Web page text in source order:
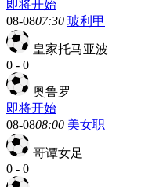
即将开始
08-0807:30 玻利甲
皇家托马亚波
0 - 0
奥鲁罗
即将开始
08-0808:00 美女职
哥谭女足
0 - 0